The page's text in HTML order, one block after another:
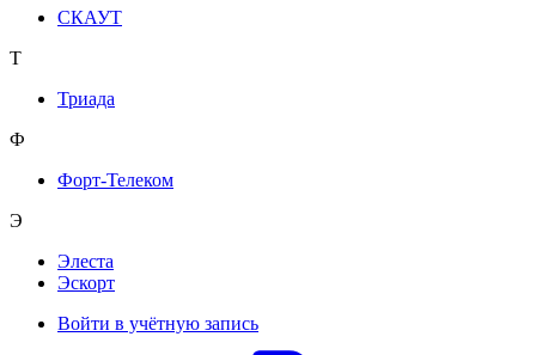
СКАУТ
Т
Триада
Ф
Форт-Телеком
Э
Элеста
Эскорт
Войти в учётную запись